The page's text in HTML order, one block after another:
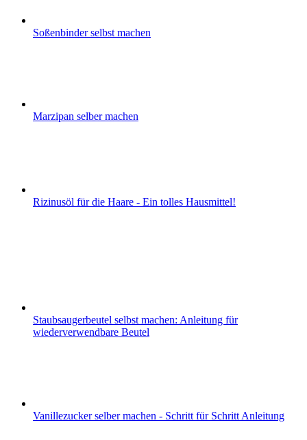
Soßenbinder selbst machen
Marzipan selber machen
Rizinusöl für die Haare - Ein tolles Hausmittel!
Staubsaugerbeutel selbst machen: Anleitung für
wiederverwendbare Beutel
Vanillezucker selber machen - Schritt für Schritt Anleitung